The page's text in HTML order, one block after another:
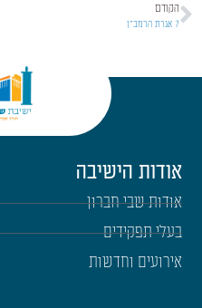
הקודם
7 אגרת הרמב"ן
אודות הישיבה
אודות שבי חברון
בעלי תפקידים
אירועים וחדשות